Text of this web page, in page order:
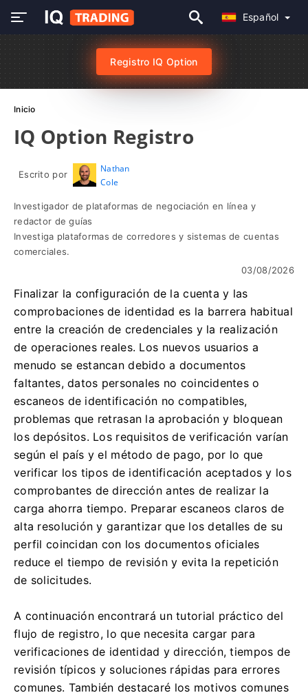
Español
Registro IQ Option
Inicio
IQ Option Registro
Escrito por
Nathan
Cole
Investigador de plataformas de negociación en línea y
redactor de guías
Investiga plataformas de corredores y sistemas de cuentas
comerciales.
03/08/2026
Finalizar la configuración de la cuenta y las
comprobaciones de identidad es la barrera habitual
entre la creación de credenciales y la realización
de operaciones reales. Los nuevos usuarios a
menudo se estancan debido a documentos
faltantes, datos personales no coincidentes o
escaneos de identificación no compatibles,
problemas que retrasan la aprobación y bloquean
los depósitos. Los requisitos de verificación varían
según el país y el método de pago, por lo que
verificar los tipos de identificación aceptados y los
comprobantes de dirección antes de realizar la
carga ahorra tiempo. Preparar escaneos claros de
alta resolución y garantizar que los detalles de su
perfil coincidan con los documentos oficiales
reduce el tiempo de revisión y evita la repetición
de solicitudes.
A continuación encontrará un tutorial práctico del
flujo de registro, lo que necesita cargar para
verificaciones de identidad y dirección, tiempos de
revisión típicos y soluciones rápidas para errores
comunes. También destacaré los motivos comunes